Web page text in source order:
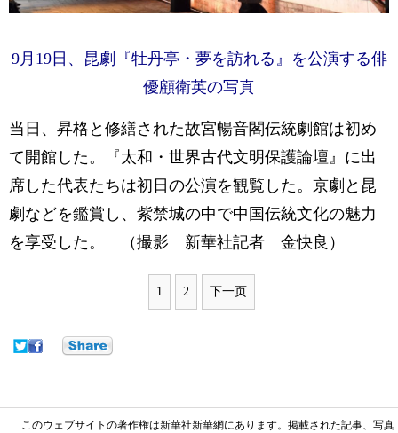
9月19日、昆劇『牡丹亭・夢を訪れる』を公演する俳
優顧衛英の写真
当日、昇格と修繕された故宮暢音閣伝統劇館は初め
て開館した。『太和・世界古代文明保護論壇』に出
席した代表たちは初日の公演を観覧した。京劇と昆
劇などを鑑賞し、紫禁城の中で中国伝統文化の魅力
を享受した。 （撮影 新華社記者 金快良）
1 2 下一页
このウェブサイトの著作権は新華社新華網にあります。掲載された記事、写真